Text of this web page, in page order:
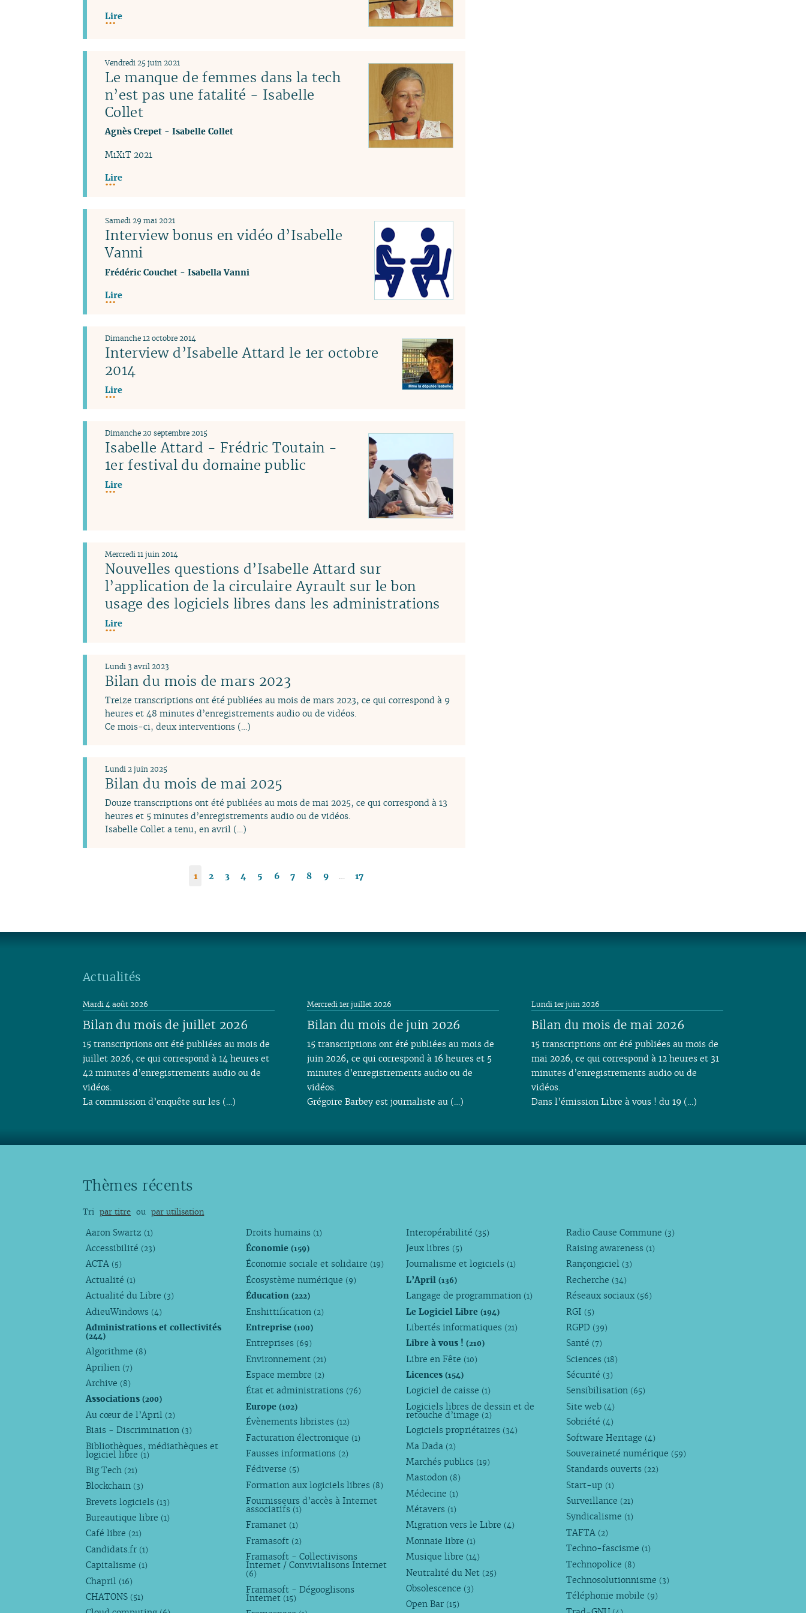
Lire
Le manque de femmes dans la tech
n’est pas une fatalité - Isabelle
Collet
Vendredi 25 juin 2021
Agnès Crepet- Isabelle Collet
MiXiT 2021
Lire
Interview bonus en vidéo d’Isabelle
Vanni
Samedi 29 mai 2021
Frédéric Couchet- Isabella Vanni
Lire
Interview d’Isabelle Attard le 1er octobre
2014
Dimanche 12 octobre 2014
Lire
Isabelle Attard - Frédric Toutain -
1er festival du domaine public
Dimanche 20 septembre 2015
Lire
Nouvelles questions d’Isabelle Attard sur
l’application de la circulaire Ayrault sur le bon
usage des logiciels libres dans les administrations
Mercredi 11 juin 2014
Lire
Bilan du mois de mars 2023
Lundi 3 avril 2023
Treize transcriptions ont été publiées au mois de mars 2023, ce qui correspond à 9
heures et 48 minutes d’enregistrements audio ou de vidéos.
Ce mois-ci, deux interventions (…)
Bilan du mois de mai 2025
Lundi 2 juin 2025
Douze transcriptions ont été publiées au mois de mai 2025, ce qui correspond à 13
heures et 5 minutes d’enregistrements audio ou de vidéos.
Isabelle Collet a tenu, en avril (…)
1 2 3 4 5 6 7 8 9 17
Actualités
Bilan du mois de juillet 2026
Mardi 4 août 2026
15 transcriptions ont été publiées au mois de
juillet 2026, ce qui correspond à 14 heures et
42 minutes d’enregistrements audio ou de
vidéos.
La commission d’enquête sur les (…)
Bilan du mois de juin 2026
Mercredi 1er juillet 2026
15 transcriptions ont été publiées au mois de
juin 2026, ce qui correspond à 16 heures et 5
minutes d’enregistrements audio ou de
vidéos.
Grégoire Barbey est journaliste au (…)
Bilan du mois de mai 2026
Lundi 1er juin 2026
15 transcriptions ont été publiées au mois de
mai 2026, ce qui correspond à 12 heures et 31
minutes d’enregistrements audio ou de
vidéos.
Dans l’émission Libre à vous ! du 19 (…)
Thèmes récents
Tri par titre ou par utilisation
Aaron Swartz (1)
Accessibilité (23)
ACTA (5)
Actualité (1)
Actualité du Libre (3)
AdieuWindows (4)
Administrations et collectivités
(244)
Algorithme (8)
Aprilien (7)
Archive (8)
Associations(200)
Au cœur de l’April (2)
Biais - Discrimination (3)
Bibliothèques, médiathèques et
logiciel libre (1)
Big Tech (21)
Blockchain (3)
Brevets logiciels (13)
Bureautique libre (1)
Café libre (21)
Candidats.fr (1)
Capitalisme (1)
Chapril (16)
CHATONS (51)
Droits humains (1)
Économie(159)
Économie sociale et solidaire (19)
Écosystème numérique (9)
Éducation(222)
Enshittification (2)
Entreprise(100)
Entreprises (69)
Environnement (21)
Espace membre (2)
État et administrations (76)
Europe(102)
Évènements libristes (12)
Facturation électronique (1)
Fausses informations (2)
Fédiverse (5)
Formation aux logiciels libres (8)
Fournisseurs d’accès à Internet
associatifs (1)
Framanet (1)
Framasoft (2)
Framasoft - Collectivisons
Internet / Convivialisons Internet
(6)
Framasoft - Dégooglisons
Internet (15)
Interopérabilité (35)
Jeux libres (5)
Journalisme et logiciels (1)
L’April(136)
Langage de programmation (1)
Le Logiciel Libre(194)
Libertés informatiques (21)
Libre à vous !(210)
Libre en Fête (10)
Licences(154)
Logiciel de caisse (1)
Logiciels libres de dessin et de
retouche d’image (2)
Logiciels propriétaires (34)
Ma Dada (2)
Marchés publics (19)
Mastodon (8)
Médecine (1)
Métavers (1)
Migration vers le Libre (4)
Monnaie libre (1)
Musique libre (14)
Neutralité du Net (25)
Obsolescence (3)
Open Bar (15)
Radio Cause Commune (3)
Raising awareness (1)
Rançongiciel (3)
Recherche (34)
Réseaux sociaux (56)
RGI (5)
RGPD (39)
Santé (7)
Sciences (18)
Sécurité (3)
Sensibilisation (65)
Site web (4)
Sobriété (4)
Software Heritage (4)
Souveraineté numérique (59)
Standards ouverts (22)
Start-up (1)
Surveillance (21)
Syndicalisme (1)
TAFTA (2)
Techno-fascisme (1)
Technopolice (8)
Technosolutionnisme (3)
Téléphonie mobile (9)